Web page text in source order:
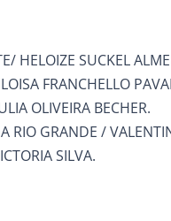
HELOIZE SUCKEL
FRANCHELLO
OLIVEIRA BECHER.
RIO GRANDE /
SILVA.